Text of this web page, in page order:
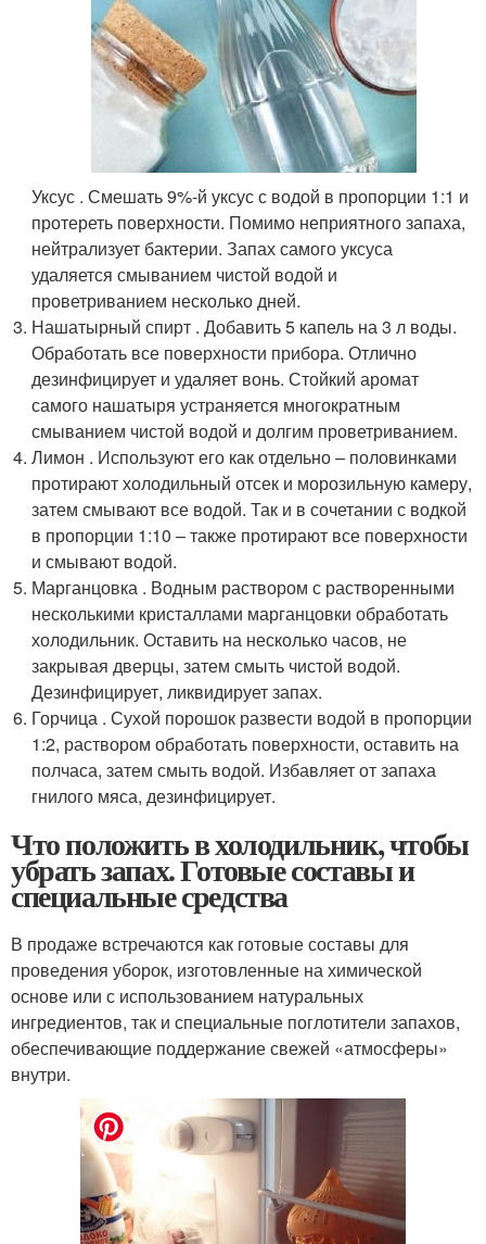
Уксус . Смешать 9%-й уксус с водой в пропорции 1:1 и
протереть поверхности. Помимо неприятного запаха,
нейтрализует бактерии. Запах самого уксуса
удаляется смыванием чистой водой и
проветриванием несколько дней.
Нашатырный спирт . Добавить 5 капель на 3 л воды.
Обработать все поверхности прибора. Отлично
дезинфицирует и удаляет вонь. Стойкий аромат
самого нашатыря устраняется многократным
смыванием чистой водой и долгим проветриванием.
Лимон . Используют его как отдельно – половинками
протирают холодильный отсек и морозильную камеру,
затем смывают все водой. Так и в сочетании с водкой
в пропорции 1:10 – также протирают все поверхности
и смывают водой.
Марганцовка . Водным раствором с растворенными
несколькими кристаллами марганцовки обработать
холодильник. Оставить на несколько часов, не
закрывая дверцы, затем смыть чистой водой.
Дезинфицирует, ликвидирует запах.
Горчица . Сухой порошок развести водой в пропорции
1:2, раствором обработать поверхности, оставить на
полчаса, затем смыть водой. Избавляет от запаха
гнилого мяса, дезинфицирует.
Что положить в холодильник, чтобы
убрать запах. Готовые составы и
специальные средства
В продаже встречаются как готовые составы для
проведения уборок, изготовленные на химической
основе или с использованием натуральных
ингредиентов, так и специальные поглотители запахов,
обеспечивающие поддержание свежей «атмосферы»
внутри.